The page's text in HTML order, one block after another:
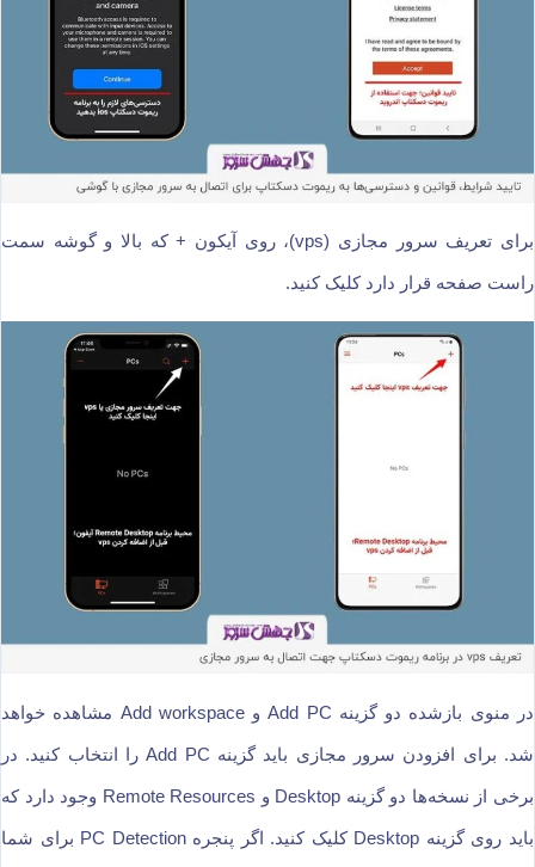
برای تعریف سرور مجازی (vps)، روی آیکون + که بالا و گوشه سمت
راست صفحه قرار دارد کلیک کنید.
در منوی بازشده دو گزینه Add PC و Add workspace مشاهده خواهد
شد. برای افزودن سرور مجازی باید گزینه Add PC را انتخاب کنید. در
برخی از نسخه‌ها دو گزینه Desktop و Remote Resources وجود دارد که
باید روی گزینه Desktop کلیک کنید. اگر پنجره PC Detection برای شما